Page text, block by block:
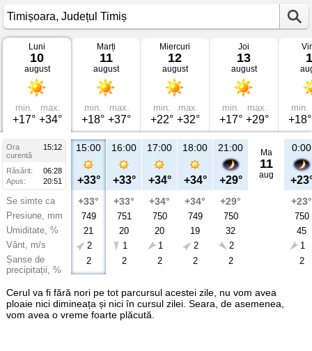
Vremea
Timișoara
Județul
Timiș
Luni
10
august
min.
+17°
max.
+34°
Marți
11
august
min.
+18°
max.
+37°
Miercuri
12
august
min.
+22°
max.
+32°
Joi
13
august
min.
+17°
max.
+29°
min.
+18°
Ora
15:12
curentă
Răsărit:
06:28
Apus:
20:51
Se simte ca
Presiune, mm
Umiditate, %
Vânt, m/s
Șanse de
precipitații, %
15:00
+33°
+33°
749
21
2
2
16:00
+33°
+33°
751
20
1
2
17:00
+34°
+34°
750
20
1
2
18:00
+34°
+34°
749
19
2
2
21:00
+29°
+29°
750
32
2
2
Ma
11
aug
0:00
+23°
750
45
1
2
Cerul va fi fără nori pe tot parcursul acestei zile, nu vom avea
ploaie nici dimineața și nici în cursul zilei. Seara, de asemenea,
vom avea o vreme foarte plăcută.